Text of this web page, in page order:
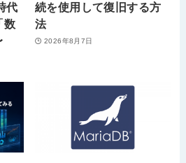
代
数
続を使用して復旧する方
法
2026年8月7日